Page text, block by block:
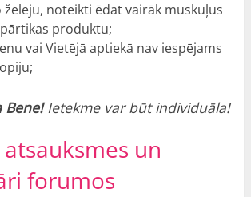
želeju, noteikti ēdat vairāk muskuļus
produktu;
vai Vietējā aptiekā nav iespējams
Bene!Ietekme var būt individuāla!
un
forumos